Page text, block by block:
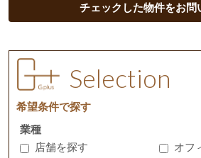
チェックした物件をお問
Selection
希望条件で探す
業種
店舗を探す
オフ